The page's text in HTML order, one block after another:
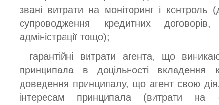
звані витрати на моніторинг і контроль
супроводження кредитних
адміністрації тощо);
гарантійні витрати агента, що
принципала в доцільності вкладення
доведення принципалу, що агент свою
інтересам принципала (витрати на